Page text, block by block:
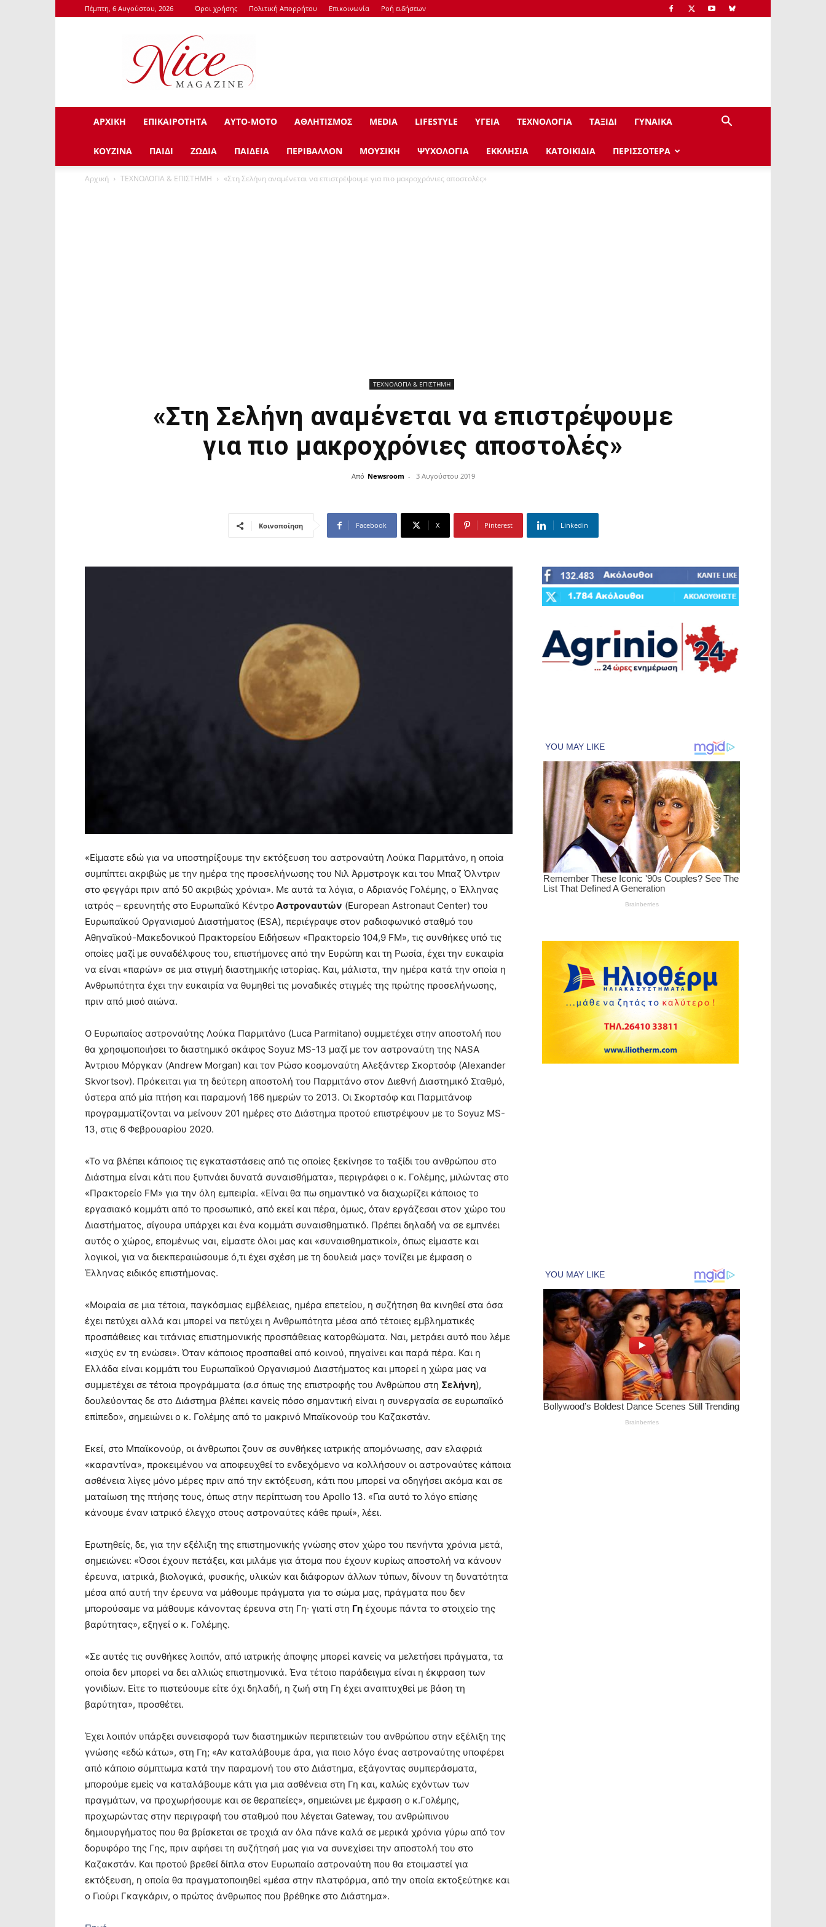
Πέμπτη, 6 Αυγούστου, 2026 Όροι χρήσης Πολιτική Απορρήτου Επικοινωνία Ροή ειδήσεων
NiceMagazine.Gr
ΑΡΧΙΚΗ ΕΠΙΚΑΙΡΟΤΗΤΑ ΑΥΤΟ-ΜΟΤΟ ΑΘΛΗΤΙΣΜΟΣ ΜEDIA LIFESTYLE ΥΓΕΙΑ ΤΕΧΝΟΛΟΓΙΑ ΤΑΞΙΔΙ ΓΥΝΑΙΚΑ
ΚΟΥΖΙΝΑ ΠΑΙΔΙ ΖΩΔΙΑ ΠΑΙΔΕΙΑ ΠΕΡΙΒΑΛΛΟΝ ΜΟΥΣΙΚΗ ΨΥΧΟΛΟΓΙΑ ΕΚΚΛΗΣΙΑ ΚΑΤΟΙΚΙΔΙΑ ΠΕΡΙΣΣΟΤΕΡΑ
Αρχική ΤΕΧΝΟΛΟΓΙΑ & ΕΠΙΣΤΗΜΗ «Στη Σελήνη αναμένεται να επιστρέψουμε για πιο μακροχρόνιες αποστολές»
ΤΕΧΝΟΛΟΓΙΑ & ΕΠΙΣΤΗΜΗ
«Στη Σελήνη αναμένεται να επιστρέψουμε
για πιο μακροχρόνιες αποστολές»
Από Newsroom - 3 Αυγούστου 2019
Κοινοποίηση Facebook X Pinterest Linkedin
«Είμαστε εδώ για να υποστηρίξουμε την εκτόξευση του αστροναύτη Λούκα Παρμιτάνο, η οποία
συμπίπτει ακριβώς με την ημέρα της προσελήνωσης του Νιλ Άρμστρογκ και του Μπαζ Όλντριν
στο φεγγάρι πριν από 50 ακριβώς χρόνια». Με αυτά τα λόγια, ο Αδριανός Γολέμης, ο Έλληνας
ιατρός – ερευνητής στο Ευρωπαϊκό Κέντρο Αστροναυτών (European Astronaut Center) του
Ευρωπαϊκού Οργανισμού Διαστήματος (ESA), περιέγραψε στον ραδιοφωνικό σταθμό του
Αθηναϊκού-Μακεδονικού Πρακτορείου Ειδήσεων «Πρακτορείο 104,9 FM», τις συνθήκες υπό τις
οποίες μαζί με συναδέλφους του, επιστήμονες από την Ευρώπη και τη Ρωσία, έχει την ευκαιρία
να είναι «παρών» σε μια στιγμή διαστημικής ιστορίας. Και, μάλιστα, την ημέρα κατά την οποία η
Ανθρωπότητα έχει την ευκαιρία να θυμηθεί τις μοναδικές στιγμές της πρώτης προσελήνωσης,
πριν από μισό αιώνα.
Ο Ευρωπαίος αστροναύτης Λούκα Παρμιτάνο (Luca Parmitano) συμμετέχει στην αποστολή που
θα χρησιμοποιήσει το διαστημικό σκάφος Soyuz MS-13 μαζί με τον αστροναύτη της NASA
Άντριου Μόργκαν (Andrew Morgan) και τον Ρώσο κοσμοναύτη Αλεξάντερ Σκορτσόφ (Alexander
Skvortsov). Πρόκειται για τη δεύτερη αποστολή του Παρμιτάνο στον Διεθνή Διαστημικό Σταθμό,
ύστερα από μία πτήση και παραμονή 166 ημερών το 2013. Οι Σκορτσόφ και Παρμιτάνοφ
προγραμματίζονται να μείνουν 201 ημέρες στο Διάστημα προτού επιστρέψουν με το Soyuz MS-
13, στις 6 Φεβρουαρίου 2020.
«Το να βλέπει κάποιος τις εγκαταστάσεις από τις οποίες ξεκίνησε το ταξίδι του ανθρώπου στο
Διάστημα είναι κάτι που ξυπνάει δυνατά συναισθήματα», περιγράφει ο κ. Γολέμης, μιλώντας στο
«Πρακτορείο FM» για την όλη εμπειρία. «Είναι θα πω σημαντικό να διαχωρίζει κάποιος το
εργασιακό κομμάτι από το προσωπικό, από εκεί και πέρα, όμως, όταν εργάζεσαι στον χώρο του
Διαστήματος, σίγουρα υπάρχει και ένα κομμάτι συναισθηματικό. Πρέπει δηλαδή να σε εμπνέει
αυτός ο χώρος, επομένως ναι, είμαστε όλοι μας και «συναισθηματικοί», όπως είμαστε και
λογικοί, για να διεκπεραιώσουμε ό,τι έχει σχέση με τη δουλειά μας» τονίζει με έμφαση ο
Έλληνας ειδικός επιστήμονας.
«Μοιραία σε μια τέτοια, παγκόσμιας εμβέλειας, ημέρα επετείου, η συζήτηση θα κινηθεί στα όσα
έχει πετύχει αλλά και μπορεί να πετύχει η Ανθρωπότητα μέσα από τέτοιες εμβληματικές
προσπάθειες και τιτάνιας επιστημονικής προσπάθειας κατορθώματα. Ναι, μετράει αυτό που λέμε
«ισχύς εν τη ενώσει». Όταν κάποιος προσπαθεί από κοινού, πηγαίνει και παρά πέρα. Και η
Ελλάδα είναι κομμάτι του Ευρωπαϊκού Οργανισμού Διαστήματος και μπορεί η χώρα μας να
συμμετέχει σε τέτοια προγράμματα (σ.σ όπως της επιστροφής του Ανθρώπου στη Σελήνη),
δουλεύοντας δε στο Διάστημα βλέπει κανείς πόσο σημαντική είναι η συνεργασία σε ευρωπαϊκό
επίπεδο», σημειώνει ο κ. Γολέμης από το μακρινό Μπαϊκονούρ του Καζακστάν.
Εκεί, στο Μπαϊκονούρ, οι άνθρωποι ζουν σε συνθήκες ιατρικής απομόνωσης, σαν ελαφριά
«καραντίνα», προκειμένου να αποφευχθεί το ενδεχόμενο να κολλήσουν οι αστροναύτες κάποια
ασθένεια λίγες μόνο μέρες πριν από την εκτόξευση, κάτι που μπορεί να οδηγήσει ακόμα και σε
ματαίωση της πτήσης τους, όπως στην περίπτωση του Apollo 13. «Για αυτό το λόγο επίσης
κάνουμε έναν ιατρικό έλεγχο στους αστροναύτες κάθε πρωί», λέει.
Ερωτηθείς, δε, για την εξέλιξη της επιστημονικής γνώσης στον χώρο του πενήντα χρόνια μετά,
σημειώνει: «Όσοι έχουν πετάξει, και μιλάμε για άτομα που έχουν κυρίως αποστολή να κάνουν
έρευνα, ιατρικά, βιολογικά, φυσικής, υλικών και διάφορων άλλων τύπων, δίνουν τη δυνατότητα
μέσα από αυτή την έρευνα να μάθουμε πράγματα για το σώμα μας, πράγματα που δεν
μπορούσαμε να μάθουμε κάνοντας έρευνα στη Γη· γιατί στη Γη έχουμε πάντα το στοιχείο της
βαρύτητας», εξηγεί ο κ. Γολέμης.
«Σε αυτές τις συνθήκες λοιπόν, από ιατρικής άποψης μπορεί κανείς να μελετήσει πράγματα, τα
οποία δεν μπορεί να δει αλλιώς επιστημονικά. Ένα τέτοιο παράδειγμα είναι η έκφραση των
γονιδίων. Είτε το πιστεύουμε είτε όχι δηλαδή, η ζωή στη Γη έχει αναπτυχθεί με βάση τη
βαρύτητα», προσθέτει.
Έχει λοιπόν υπάρξει συνεισφορά των διαστημικών περιπετειών του ανθρώπου στην εξέλιξη της
γνώσης «εδώ κάτω», στη Γη; «Αν καταλάβουμε άρα, για ποιο λόγο ένας αστροναύτης υποφέρει
από κάποιο σύμπτωμα κατά την παραμονή του στο Διάστημα, εξάγοντας συμπεράσματα,
μπορούμε εμείς να καταλάβουμε κάτι για μια ασθένεια στη Γη και, καλώς εχόντων των
πραγμάτων, να προχωρήσουμε και σε θεραπείες», σημειώνει με έμφαση ο κ.Γολέμης,
προχωρώντας στην περιγραφή του σταθμού που λέγεται Gateway, του ανθρώπινου
δημιουργήματος που θα βρίσκεται σε τροχιά αν όλα πάνε καλά σε μερικά χρόνια γύρω από τον
δορυφόρο της Γης, πριν αφήσει τη συζήτησή μας για να συνεχίσει την αποστολή του στο
Καζακστάν. Και προτού βρεθεί δίπλα στον Ευρωπαίο αστροναύτη που θα ετοιμαστεί για
εκτόξευση, η οποία θα πραγματοποιηθεί «μέσα στην πλατφόρμα, από την οποία εκτοξεύτηκε και
ο Γιούρι Γκαγκάριν, ο πρώτος άνθρωπος που βρέθηκε στο Διάστημα».